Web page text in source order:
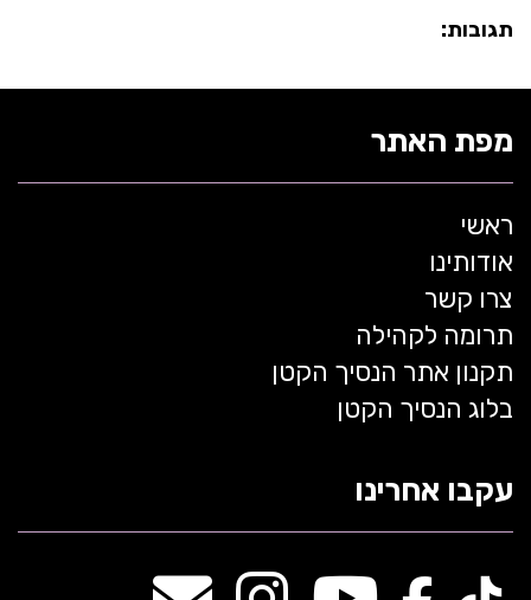
תגובות:
מפת האתר
ראשי
אודותינו
צרו קשר
תרומה לקהילה
תקנון אתר הנסיך הקטן
בלוג הנסיך הקטן
עקבו אחרינו